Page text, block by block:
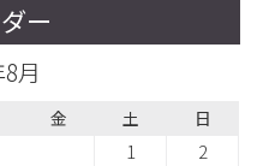
ー
月
金 土 日
1
2